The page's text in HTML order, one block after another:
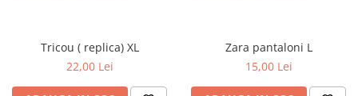
Tricou ( replica) XL
22,00 Lei
Zara pantaloni L
15,00 Lei